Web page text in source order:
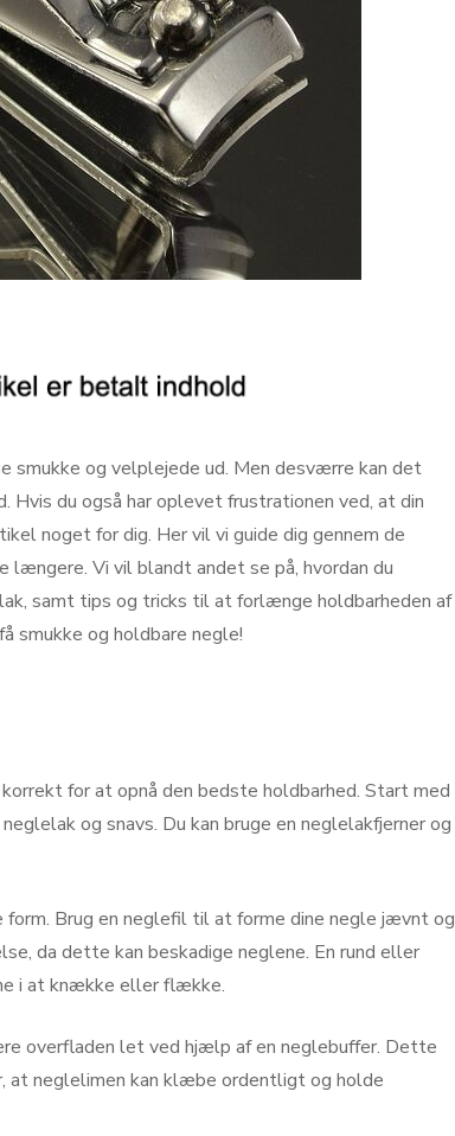
og velplejede ud. Men desværre kan det
du også har oplevet frustrationen ved, at din
noget for dig. Her vil vi guide dig gennem de
Vi vil blandt andet se på, hvordan du
samt tips og tricks til at forlænge holdbarheden af
smukke og holdbare negle!
for at opnå den bedste holdbarhed. Start med
og snavs. Du kan bruge en neglelakfjerner og
Brug en neglefil til at forme dine negle jævnt og
da dette kan beskadige neglene. En rund eller
i at knække eller flække.
overfladen let ved hjælp af en neglebuffer. Dette
at neglelimen kan klæbe ordentligt og holde